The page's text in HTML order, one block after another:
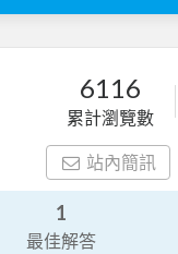
6116
累計瀏覽數
站內簡訊
1
最佳解答